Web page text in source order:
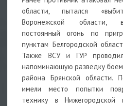
области, пытался
Воронежской области,
постоянный огонь по
пунктам Белгородской
Также ВСУ и ГУР
напоминающую разведку
района Брянской области.
имели место попытки
технику в